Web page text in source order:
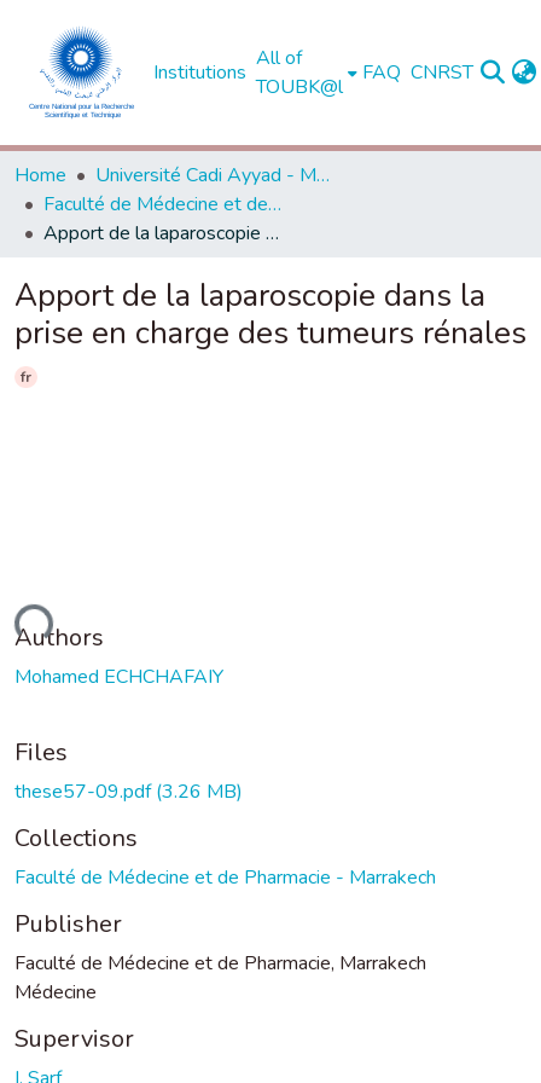
Institutions
All of
TOUBK@l
FAQ CNRST
Home
Université Cadi Ayyad - Marrakech
Faculté de Médecine et de Pharmacie - Marrakech
Apport de la laparoscopie dans la prise en charge des tumeurs rénales
Apport de la laparoscopie dans la
prise en charge des tumeurs rénales
fr
Authors
Mohamed ECHCHAFAIY
Files
these57-09.pdf(3.26 MB)
Collections
Faculté de Médecine et de Pharmacie - Marrakech
Publisher
Faculté de Médecine et de Pharmacie, Marrakech
Médecine
Supervisor